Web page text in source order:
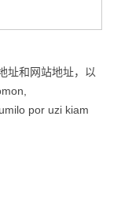
址和网站地址，以
por uzi kiam